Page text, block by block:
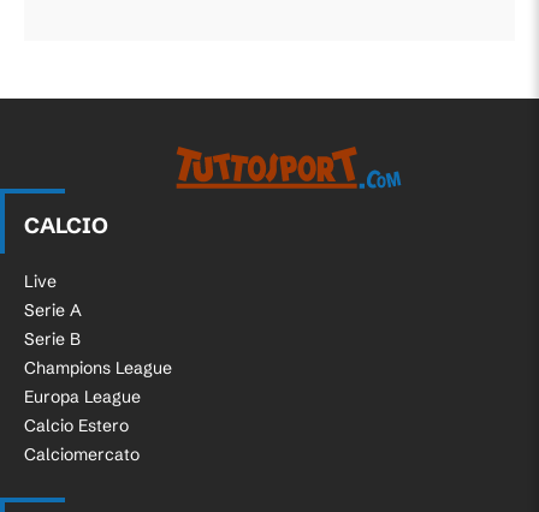
CALCIO
Live
Serie A
Serie B
Champions League
Europa League
Calcio Estero
Calciomercato